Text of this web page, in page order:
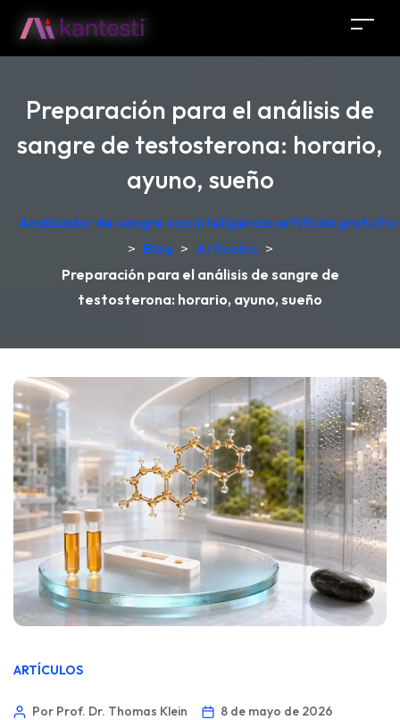
Preparación para el análisis de
sangre de testosterona: horario,
ayuno, sueño
Analizador de sangre con inteligencia artificial
> Blog > Artículos >
Preparación para el análisis de sangre de
testosterona: horario, ayuno, sueño
ARTÍCULOS
Por Prof. Dr. Thomas Klein
8 de mayo de 2026